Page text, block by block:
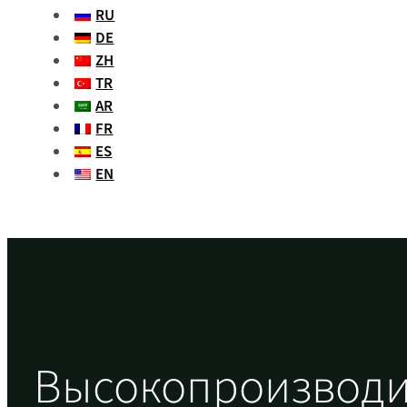
RU
DE
ZH
TR
AR
FR
ES
EN